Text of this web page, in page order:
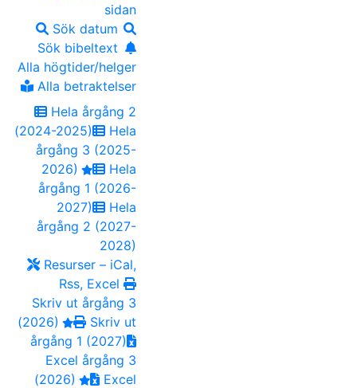
sidan
Sök datum
Sök bibeltext
Alla högtider/helger
Alla betraktelser
Hela årgång 2
(2024-2025)
Hela
årgång 3 (2025-
2026)
Hela
årgång 1 (2026-
2027)
Hela
årgång 2 (2027-
2028)
Resurser – iCal,
Rss, Excel
Skriv ut årgång 3
(2026)
Skriv ut
årgång 1 (2027)
Excel årgång 3
(2026)
Excel